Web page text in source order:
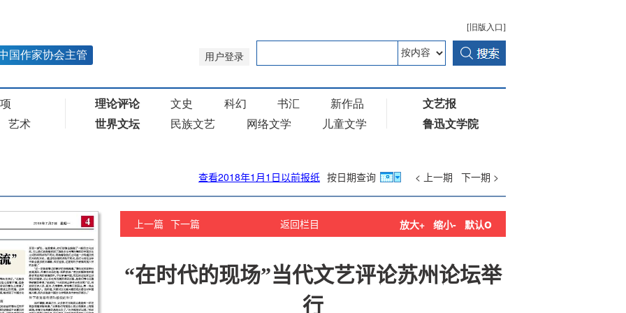
查看2018年1月1日以前报纸 按日期查询 < 上一期 下一期 >
返回栏目
上一篇 下一篇 放大+ 缩小- 默认o
“在时代的现场”当代文艺评论苏州论坛举
行